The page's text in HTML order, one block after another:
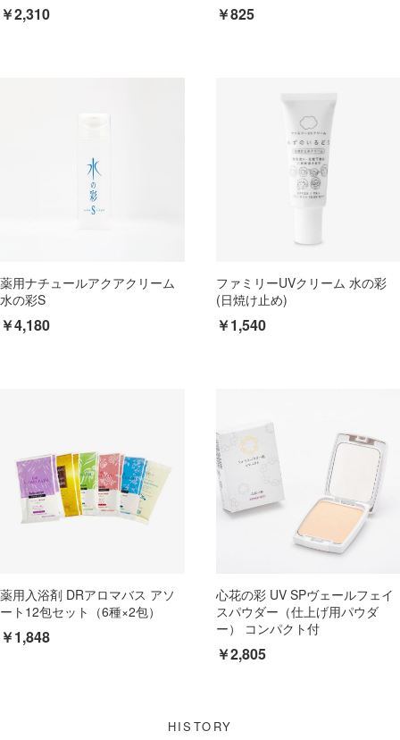
￥2,310 ￥825
薬用ナチュールアクアクリーム
水の彩S
￥4,180
ファミリーUVクリーム 水の彩
(日焼け止め)
￥1,540
薬用入浴剤 DRアロマバス アソ
ート12包セット（6種×2包）
￥1,848
心花の彩 UV SPヴェールフェイ
スパウダー（仕上げ用パウダ
ー） コンパクト付
￥2,805